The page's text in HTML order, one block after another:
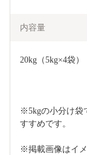
内容量
20kg（5kg×4袋）
※5kgの小分け袋
すすめです。
※掲載画像はイ